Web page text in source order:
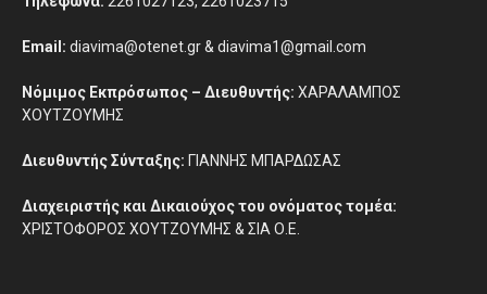
Email: diavima@otenet.gr & diavima1@gmail.com
Νόμιμος Εκπρόσωπος – Διευθυντής: ΧΑΡΑΛΑΜΠΟΣ
ΧΟΥΤΖΟΥΜΗΣ
Διευθυντής Σύνταξης: ΓΙΑΝΝΗΣ ΜΠΑΡΔΩΣΑΣ
Διαχειριστής και Δικαιούχος του ονόματος τομέα:
ΧΡΙΣΤΟΦΟΡΟΣ ΧΟΥΤΖΟΥΜΗΣ & ΣΙΑ Ο.Ε.